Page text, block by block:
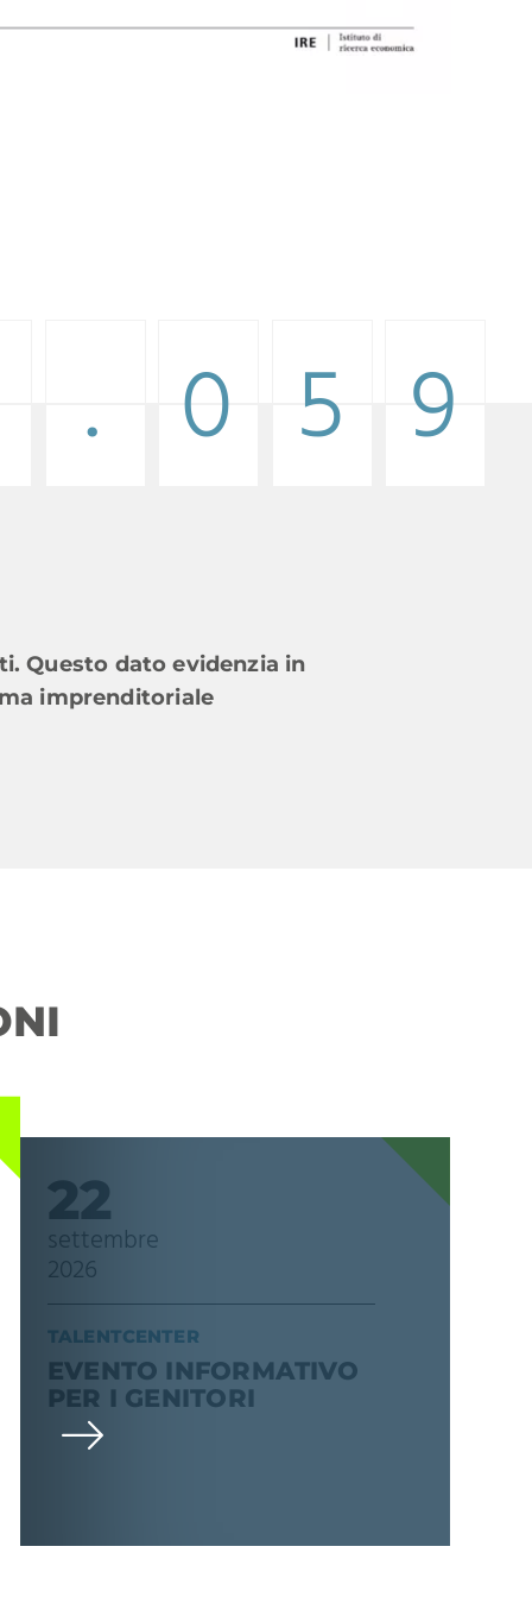
.
. 0
0 5
5 9
9
Questo dato evidenzia in
imprenditoriale
22
settembre
2026
TALENTCENTER
EVENTO INFORMATIVO
PER I GENITORI